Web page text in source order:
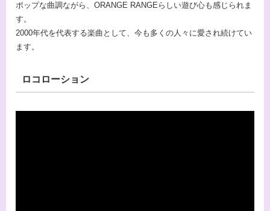
ポップな曲調ながら、ORANGE RANGEらしい遊び心も感じられま
す。
2000年代を代表する楽曲として、今も多くの人々に愛され続けてい
ます。
ロコローション